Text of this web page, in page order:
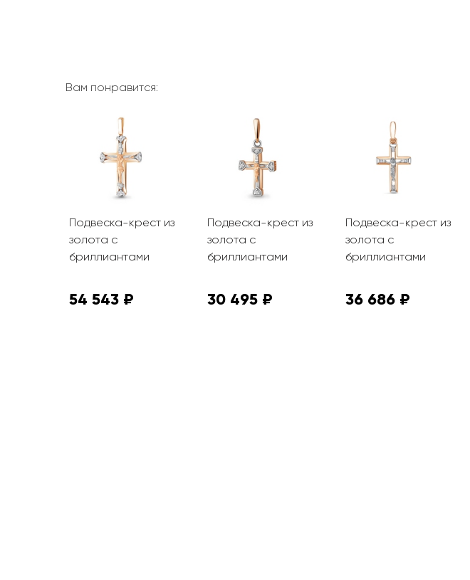
Вам понравится:
Подвеска-крест из
золота с
бриллиантами
54 543 ₽
Подвеска-крест из
золота с
бриллиантами
30 495 ₽
Подвеска-крест из
золота с
бриллиантами
36 686 ₽